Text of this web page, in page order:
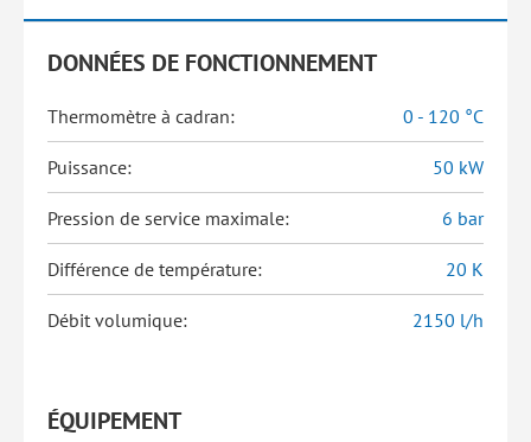
DONNÉES DE FONCTIONNEMENT
Thermomètre à cadran: 0 - 120 °C
Puissance: 50 kW
Pression de service maximale: 6 bar
Différence de température: 20 K
Débit volumique: 2150 l/h
ÉQUIPEMENT